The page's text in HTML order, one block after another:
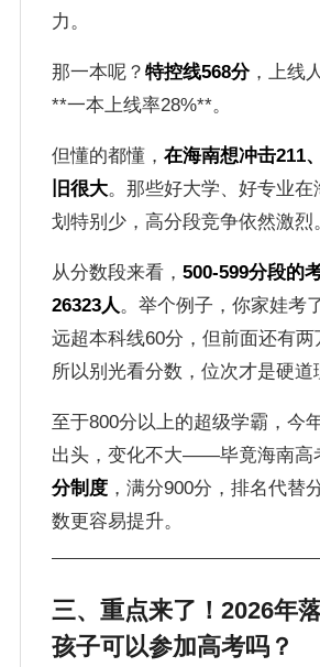
力。
那一本呢？ 特控线568分，上线
**一本上线率28%**。
但懂的都懂， 在海南想冲击211
旧很大。那些好大学、好专业在
划特别少，高分段竞争依然激烈
从分数段来看， 500-599分段的
26323人。举个例子，你家娃考
远超本科线60分，但前面还有两
所以别光看分数，位次才是硬道
至于800分以上的超级学霸，今
出头，变化不大——毕竟海南高
分制度，满分900分，排名代替
数更容易提升。
三、重点来了！2026年
孩子可以参加高考吗？